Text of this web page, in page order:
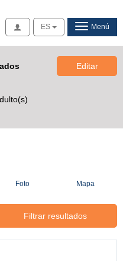
AccesoES Menú
Editar
Foto Mapa
Filtrar resultados